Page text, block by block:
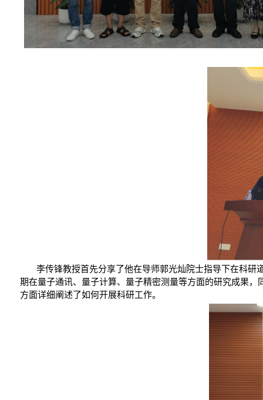
李传锋教授首先分享了他在导师郭光灿院士指导下在科
期在量子通讯、量子计算、量子精密测量等方面的研究成果，
方面详细阐述了如何开展科研工作。